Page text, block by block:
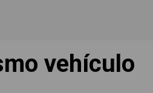
vehículo